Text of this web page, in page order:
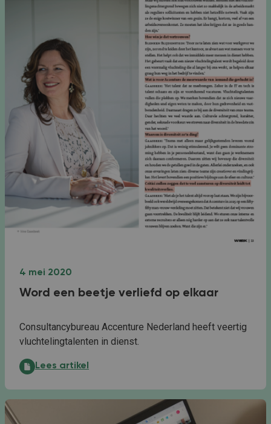
4 mei 2020
Word een beetje verliefd op elkaar
Consultancybureau Accenture Nederland heeft veertig
vluchtelingtalenten in dienst.
Word een beetje verliefd op elkaar:
Lees artikel